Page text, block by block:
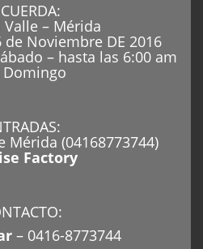
Valle – Mérida
de Noviembre DE 2016
– hasta las 6:00 am
Domingo
Mérida (04168773744)
Factory
– 0416-8773744